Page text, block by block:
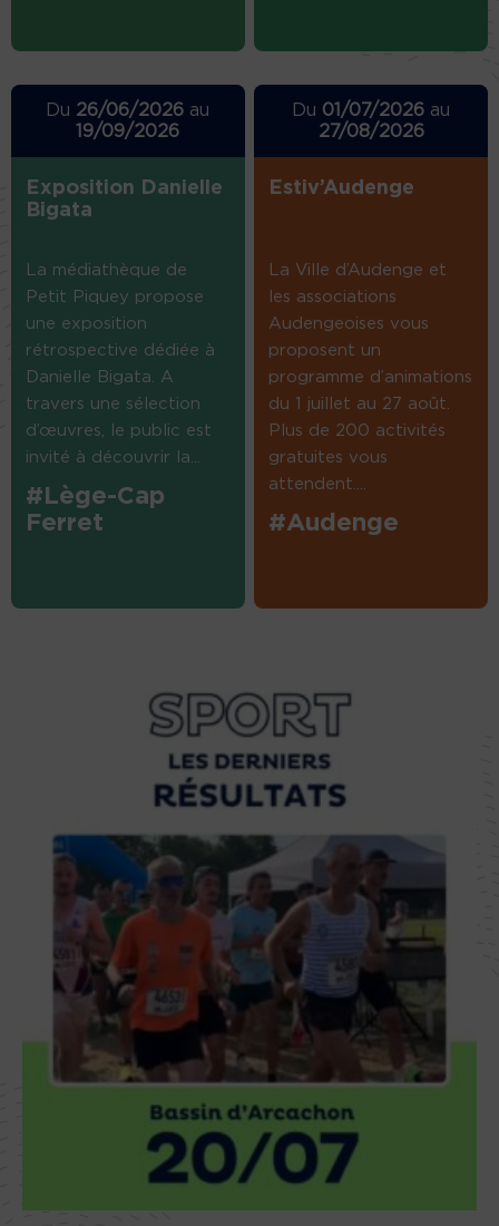
Du 26/06/2026 au
19/09/2026
Exposition Danielle
Bigata
La médiathèque de
Petit Piquey propose
une exposition
rétrospective dédiée à
Danielle Bigata. A
travers une sélection
d’œuvres, le public est
invité à découvrir la...
#Lège-Cap
Ferret
Du 01/07/2026 au
27/08/2026
Estiv’Audenge
La Ville d’Audenge et
les associations
Audengeoises vous
proposent un
programme d’animations
du 1 juillet au 27 août.
Plus de 200 activités
gratuites vous
attendent....
#Audenge